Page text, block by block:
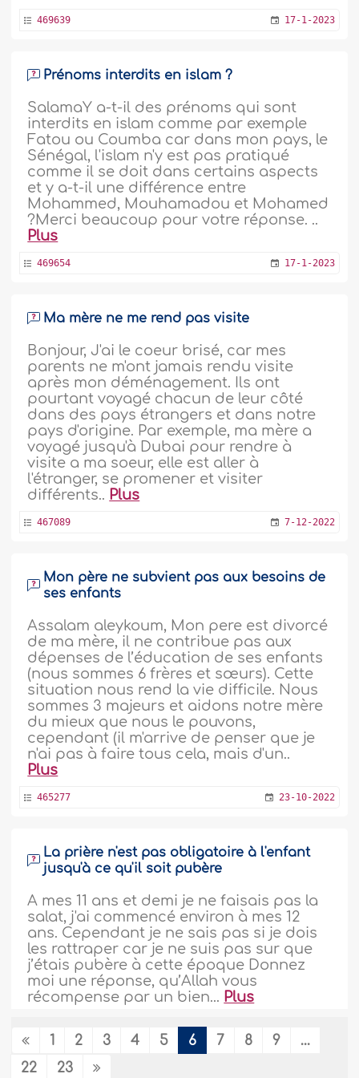
469639 17-1-2023
Prénoms interdits en islam ?
SalamaY a-t-il des prénoms qui sont
interdits en islam comme par exemple
Fatou ou Coumba car dans mon pays, le
Sénégal, l'islam n'y est pas pratiqué
comme il se doit dans certains aspects
et y a-t-il une différence entre
Mohammed, Mouhamadou et Mohamed
?Merci beaucoup pour votre réponse. ..
Plus
469654 17-1-2023
Ma mère ne me rend pas visite
Bonjour, J'ai le coeur brisé, car mes
parents ne m'ont jamais rendu visite
après mon déménagement. Ils ont
pourtant voyagé chacun de leur côté
dans des pays étrangers et dans notre
pays d'origine. Par exemple, ma mère a
voyagé jusqu'à Dubai pour rendre à
visite a ma soeur, elle est aller à
l'étranger, se promener et visiter
différents.. Plus
467089 7-12-2022
Mon père ne subvient pas aux besoins de
ses enfants
Assalam aleykoum, Mon pere est divorcé
de ma mère, il ne contribue pas aux
dépenses de l’éducation de ses enfants
(nous sommes 6 frères et sœurs). Cette
situation nous rend la vie difficile. Nous
sommes 3 majeurs et aidons notre mère
du mieux que nous le pouvons,
cependant (il m'arrive de penser que je
n'ai pas à faire tous cela, mais d'un..
Plus
465277 23-10-2022
La prière n'est pas obligatoire à l'enfant
jusqu'à ce qu'il soit pubère
A mes 11 ans et demi je ne faisais pas la
salat, j'ai commencé environ à mes 12
ans. Cependant je ne sais pas si je dois
les rattraper car je ne suis pas sur que
j’étais pubère à cette époque Donnez
moi une réponse, qu’Allah vous
récompense par un bien... Plus
1 2 3 4 5 6 7 8 9
...
22
23